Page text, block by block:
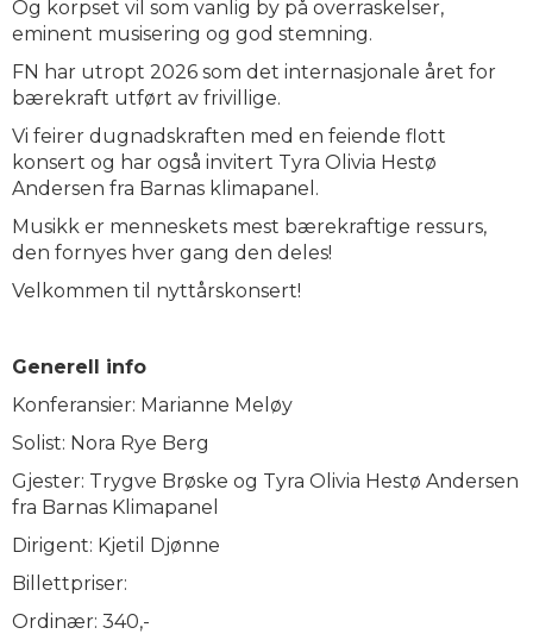
Og korpset vil som vanlig by på overraskelser,
eminent musisering og god stemning.
FN har utropt 2026 som det internasjonale året for
bærekraft utført av frivillige.
Vi feirer dugnadskraften med en feiende flott
konsert og har også invitert Tyra Olivia Hestø
Andersen fra Barnas klimapanel.
Musikk er menneskets mest bærekraftige ressurs,
den fornyes hver gang den deles!
Velkommen til nyttårskonsert!
Generell info
Konferansier: Marianne Meløy
Solist: Nora Rye Berg
Gjester: Trygve Brøske og Tyra Olivia Hestø Andersen
fra Barnas Klimapanel
Dirigent: Kjetil Djønne
Billettpriser:
Ordinær: 340,-